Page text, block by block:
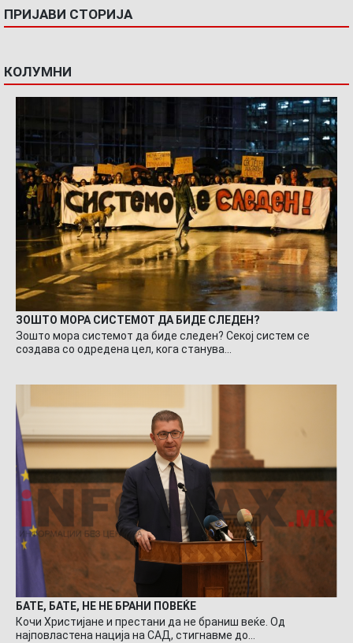
ПРИЈАВИ СТОРИЈА
КОЛУМНИ
ЗОШТО МОРА СИСТЕМОТ ДА БИДЕ СЛЕДЕН?
Зошто мора системот да биде следен? Секој систем се
создава со одредена цел, кога станува…
БАТЕ, БАТЕ, НЕ НЕ БРАНИ ПОВЕЌЕ
Кочи Христијане и престани да не браниш веќе. Од
најповластена нација на САД, стигнавме до…